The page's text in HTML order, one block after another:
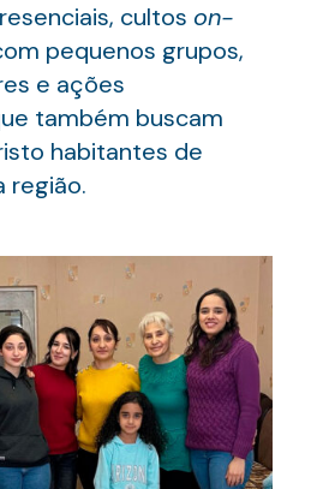
cultos on-
pequenos grupos,
e ações
também buscam
habitantes de
região.